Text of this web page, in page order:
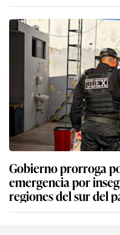
Gobierno prorroga
emergencia por
regiones del sur del